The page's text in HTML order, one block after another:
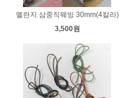
멜란지 삼중직웨빙 30mm(4칼라)
3,500원